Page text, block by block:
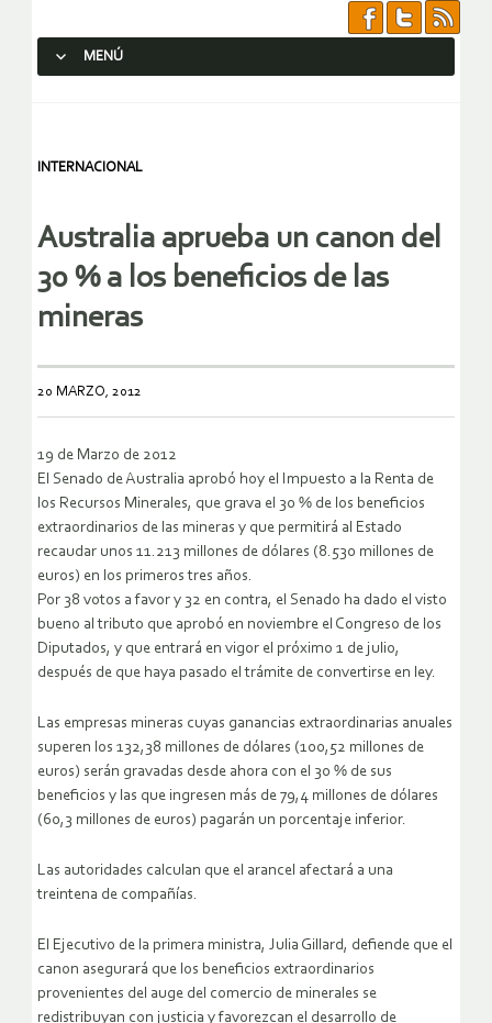
MENÚ
INTERNACIONAL
Australia aprueba un canon del
30 % a los beneficios de las
mineras
20 MARZO, 2012
19 de Marzo de 2012
El Senado de Australia aprobó hoy el Impuesto a la Renta de
los Recursos Minerales, que grava el 30 % de los beneficios
extraordinarios de las mineras y que permitirá al Estado
recaudar unos 11.213 millones de dólares (8.530 millones de
euros) en los primeros tres años.
Por 38 votos a favor y 32 en contra, el Senado ha dado el visto
bueno al tributo que aprobó en noviembre el Congreso de los
Diputados, y que entrará en vigor el próximo 1 de julio,
después de que haya pasado el trámite de convertirse en ley.
Las empresas mineras cuyas ganancias extraordinarias anuales
superen los 132,38 millones de dólares (100,52 millones de
euros) serán gravadas desde ahora con el 30 % de sus
beneficios y las que ingresen más de 79,4 millones de dólares
(60,3 millones de euros) pagarán un porcentaje inferior.
Las autoridades calculan que el arancel afectará a una
treintena de compañías.
El Ejecutivo de la primera ministra, Julia Gillard, defiende que el
canon asegurará que los beneficios extraordinarios
provenientes del auge del comercio de minerales se
redistribuyan con justicia y favorezcan el desarrollo de